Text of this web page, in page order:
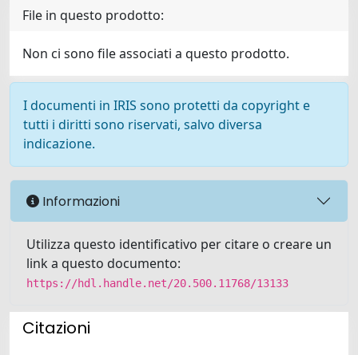
File in questo prodotto:
Non ci sono file associati a questo prodotto.
I documenti in IRIS sono protetti da copyright e
tutti i diritti sono riservati, salvo diversa
indicazione.
Informazioni
Utilizza questo identificativo per citare o creare un
link a questo documento:
https://hdl.handle.net/20.500.11768/13133
Citazioni